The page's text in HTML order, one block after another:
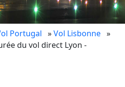
Portugal »Vol Lisbonne »
du vol direct Lyon -